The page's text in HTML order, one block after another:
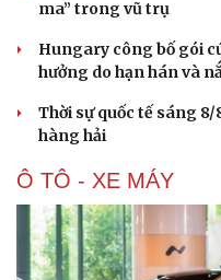
ma” trong vũ trụ
Hungary công bố gói
hưởng do hạn hán và
Thời sự quốc tế sáng
hàng hải
Ô TÔ - XE MÁY